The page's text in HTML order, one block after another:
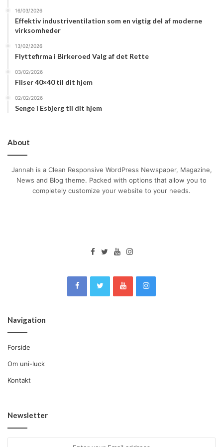
16/03/2026
Effektiv industriventilation som en vigtig del af moderne
virksomheder
13/02/2026
Flyttefirma i Birkeroed Valg af det Rette
03/02/2026
Fliser 40×40 til dit hjem
02/02/2026
Senge i Esbjerg til dit hjem
About
Jannah is a Clean Responsive WordPress Newspaper, Magazine,
News and Blog theme. Packed with options that allow you to
completely customize your website to your needs.
Navigation
Forside
Om uni-luck
Kontakt
Newsletter